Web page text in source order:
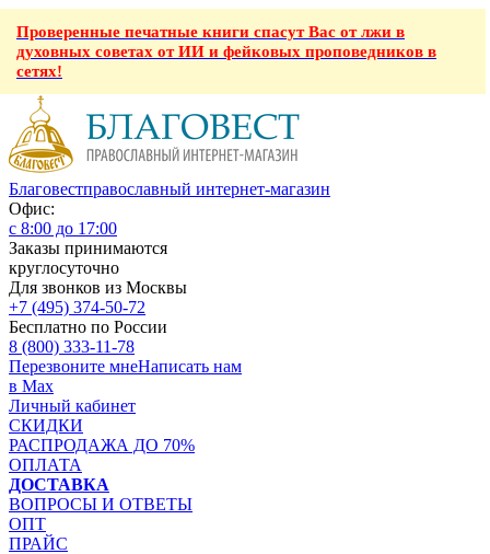
Проверенные печатные книги спасут Вас от лжи в
духовных советах от ИИ и фейковых проповедников в
сетях!
Благовестправославный интернет-магазин
Офис:
с 8:00 до 17:00
Заказы принимаются
круглосуточно
Для звонков из Москвы
+7 (495) 374-50-72
Бесплатно по России
8 (800) 333-11-78
Перезвоните мнеНаписать нам
в Max
Личный кабинет
СКИДКИ
РАСПРОДАЖА ДО 70%
ОПЛАТА
ДОСТАВКА
ВОПРОСЫ И ОТВЕТЫ
ОПТ
ПРАЙС